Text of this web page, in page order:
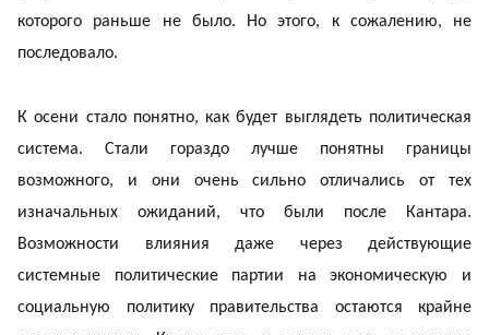
которого раньше не было. Но этого, к сожалению, не
последовало.
К осени стало понятно, как будет выглядеть политическая
система. Стали гораздо лучше понятны границы
возможного, и они очень сильно отличались от тех
изначальных ожиданий, что были после Кантара.
Возможности влияния даже через действующие
системные политические партии на экономическую и
социальную политику правительства остаются крайне